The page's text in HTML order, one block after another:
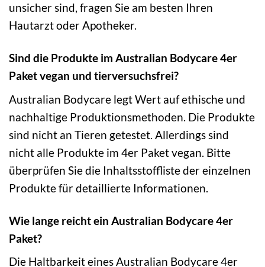
unsicher sind, fragen Sie am besten Ihren
Hautarzt oder Apotheker.
Sind die Produkte im Australian Bodycare 4er
Paket vegan und tierversuchsfrei?
Australian Bodycare legt Wert auf ethische und
nachhaltige Produktionsmethoden. Die Produkte
sind nicht an Tieren getestet. Allerdings sind
nicht alle Produkte im 4er Paket vegan. Bitte
überprüfen Sie die Inhaltsstoffliste der einzelnen
Produkte für detaillierte Informationen.
Wie lange reicht ein Australian Bodycare 4er
Paket?
Die Haltbarkeit eines Australian Bodycare 4er